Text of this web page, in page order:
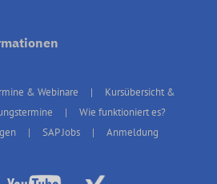
& Webinare
Kursübersicht &
Wie funktioniert es?
SAP Jobs Anmeldung